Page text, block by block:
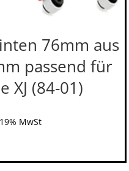
76mm aus
passend für
XJ (84-01)
MwSt